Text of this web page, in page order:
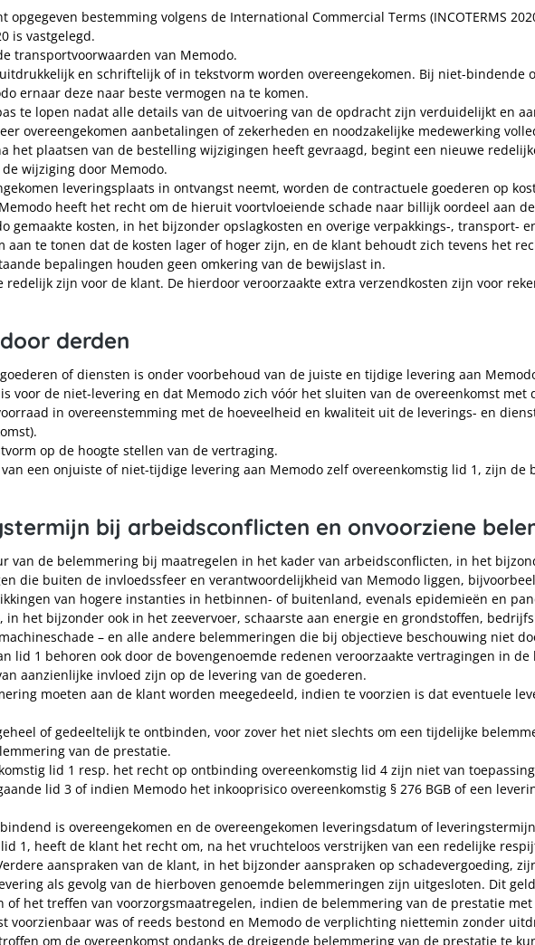
opgegeven bestemming volgens de International Commercial Terms (INCOTERMS
is vastgelegd.
transportvoorwaarden van Memodo.
en schriftelijk of in tekstvorm worden overeengekomen. Bij niet-bindende
ernaar deze naar beste vermogen na te komen.
te lopen nadat alle details van de uitvoering van de opdracht zijn verduidelijkt en
overeengekomen aanbetalingen of zekerheden en noodzakelijke medewerking
het plaatsen van de bestelling wijzigingen heeft gevraagd, begint een nieuwe
wijziging door Memodo.
leveringsplaats in ontvangst neemt, worden de contractuele goederen op
heeft het recht om de hieruit voortvloeiende schade naar billijk oordeel aan
kosten, in het bijzonder opslagkosten en overige verpakkings-, transport-
te tonen dat de kosten lager of hoger zijn, en de klant behoudt zich tevens het
bepalingen houden geen omkering van de bewijslast in.
redelijk zijn voor de klant. De hierdoor veroorzaakte extra verzendkosten zijn voor
derden
of diensten is onder voorbehoud van de juiste en tijdige levering aan
voor de niet-levering en dat Memodo zich vóór het sluiten van de overeenkomst met
in overeenstemming met de hoeveelheid en kwaliteit uit de leverings- en
op de hoogte stellen van de vertraging.
een onjuiste of niet-tijdige levering aan Memodo zelf overeenkomstig lid 1, zijn de
bij arbeidsconflicten en onvoorziene
van de belemmering bij maatregelen in het kader van arbeidsconflicten, in het
die buiten de invloedssfeer en verantwoordelijkheid van Memodo liggen,
van hogere instanties in hetbinnen- of buitenland, evenals epidemieën en
het bijzonder ook in het zeevervoer, schaarste aan energie en grondstoffen,
– en alle andere belemmeringen die bij objectieve beschouwing niet
lid 1 behoren ook door de bovengenoemde redenen veroorzaakte vertragingen in
aanzienlijke invloed zijn op de levering van de goederen.
moeten aan de klant worden meegedeeld, indien te voorzien is dat eventuele
of gedeeltelijk te ontbinden, voor zover het niet slechts om een tijdelijke
van de prestatie.
lid 1 resp. het recht op ontbinding overeenkomstig lid 4 zijn niet van
lid 3 of indien Memodo het inkooprisico overeenkomstig § 276 BGB of een
is overeengekomen en de overeengekomen leveringsdatum of
1, heeft de klant het recht om, na het vruchteloos verstrijken van een redelijke
aanspraken van de klant, in het bijzonder aanspraken op schadevergoeding,
als gevolg van de hierboven genoemde belemmeringen zijn uitgesloten. Dit
het treffen van voorzorgsmaatregelen, indien de belemmering van de prestatie
voorzienbaar was of reeds bestond en Memodo de verplichting niettemin zonder
om de overeenkomst ondanks de dreigende belemmering van de prestatie te